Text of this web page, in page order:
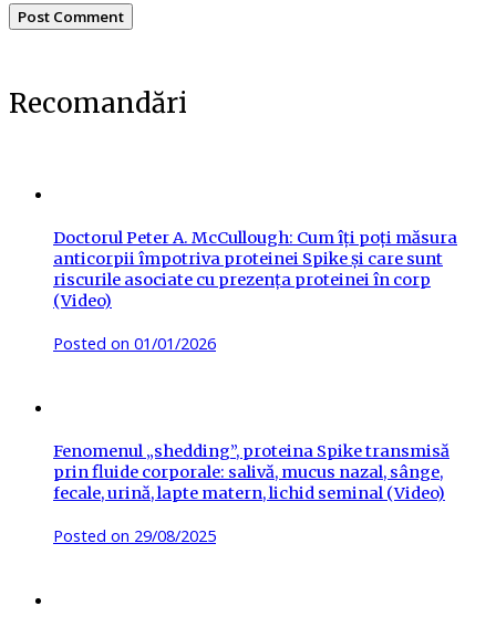
Recomandări
Doctorul Peter A. McCullough: Cum îți poți măsura
anticorpii împotriva proteinei Spike și care sunt
riscurile asociate cu prezența proteinei în corp
(Video)
Posted on 01/01/2026
Fenomenul „shedding”, proteina Spike transmisă
prin fluide corporale: salivă, mucus nazal, sânge,
fecale, urină, lapte matern, lichid seminal (Video)
Posted on 29/08/2025